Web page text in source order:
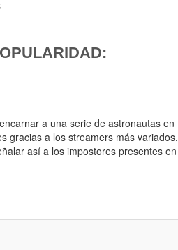
a una serie de astronautas en
gracias a los streamers más variados,
así a los impostores presentes en